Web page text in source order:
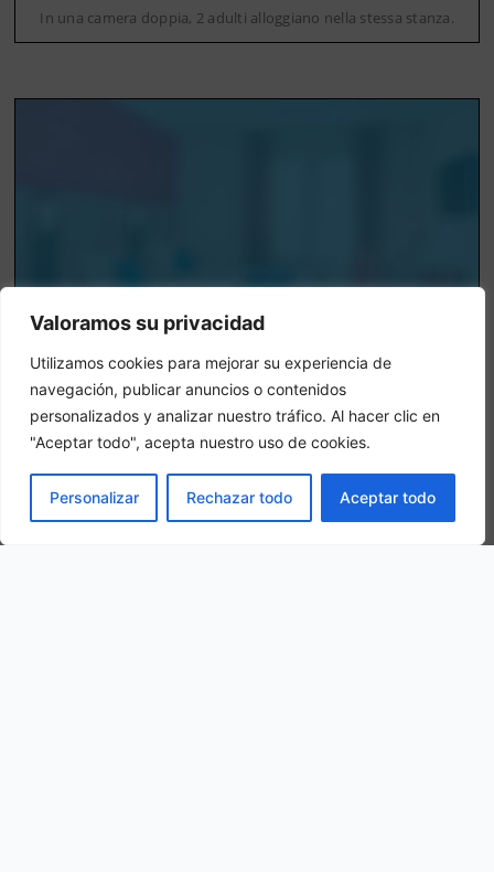
Valoramos su privacidad
Utilizamos cookies para mejorar su experiencia de
navegación, publicar anuncios o contenidos
personalizados y analizar nuestro tráfico. Al hacer clic en
"Aceptar todo", acepta nuestro uso de cookies.
Personalizar Rechazar todo Aceptar todo
In una camera doppia, 2 adulti alloggiano nella stessa stanza.
Camera tripla
In una camera tripla, 3 adulti alloggiano nella stessa stanza
PRENOTA